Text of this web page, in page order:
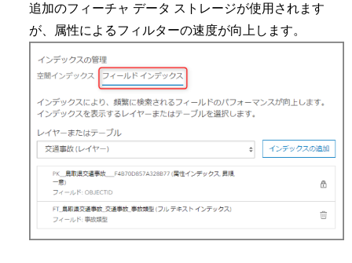
追加のフィーチャ データ ストレージが使用されます
が、属性によるフィルターの速度が向上します。